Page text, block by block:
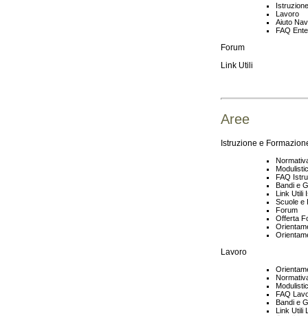
Lavoro
Aiuto
FAQ Ente
Forum
Link Utili
Aree
Istruzione e
FAQ
Bandi e
Link Utili
Scuole e
Forum
Offerta
Lavoro
FAQ
Bandi e
Link Utili